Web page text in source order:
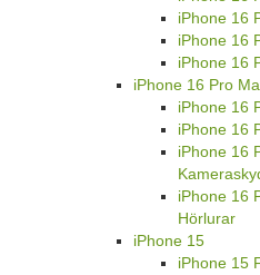
iPhone 16
iPhone 16
iPhone 16
iPhone 16 Pro
iPhone 16
iPhone 16
iPhone 16
iPhone 16
Hörlurar
iPhone 15
iPhone 15